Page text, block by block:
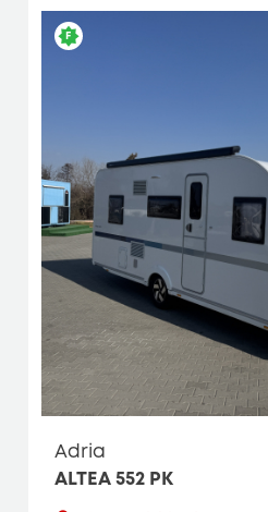
Adria
ALTEA 552 PK